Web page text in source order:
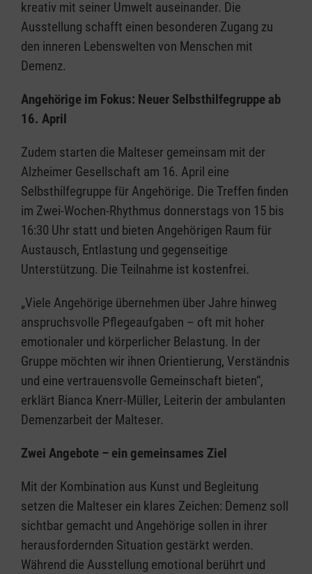
kreativ mit seiner Umwelt auseinander. Die
Ausstellung schafft einen besonderen Zugang zu
den inneren Lebenswelten von Menschen mit
Demenz.
Angehörige im Fokus: Neuer Selbsthilfegruppe ab
16. April
Zudem starten die Malteser gemeinsam mit der
Alzheimer Gesellschaft am 16. April eine
Selbsthilfegruppe für Angehörige. Die Treffen finden
im Zwei-Wochen-Rhythmus donnerstags von 15 bis
16:30 Uhr statt und bieten Angehörigen Raum für
Austausch, Entlastung und gegenseitige
Unterstützung. Die Teilnahme ist kostenfrei.
„Viele Angehörige übernehmen über Jahre hinweg
anspruchsvolle Pflegeaufgaben – oft mit hoher
emotionaler und körperlicher Belastung. In der
Gruppe möchten wir ihnen Orientierung, Verständnis
und eine vertrauensvolle Gemeinschaft bieten“,
erklärt Bianca Knerr-Müller, Leiterin der ambulanten
Demenzarbeit der Malteser.
Zwei Angebote – ein gemeinsames Ziel
Mit der Kombination aus Kunst und Begleitung
setzen die Malteser ein klares Zeichen: Demenz soll
sichtbar gemacht und Angehörige sollen in ihrer
herausfordernden Situation gestärkt werden.
Während die Ausstellung emotional berührt und